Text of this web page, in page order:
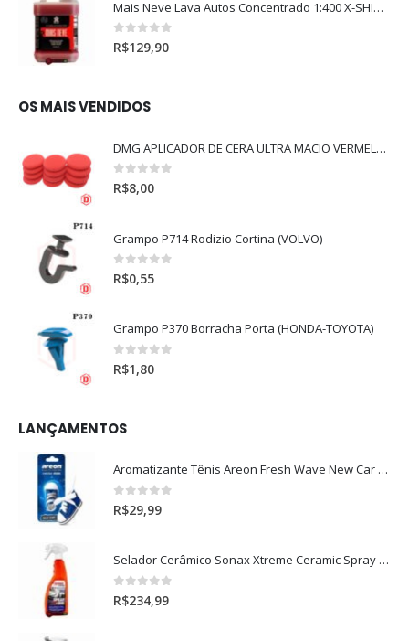
Mais Neve Lava Autos Concentrado 1:400 X-SHINE 5Litros
0out of 5
R$129,90
OS MAIS VENDIDOS
DMG APLICADOR DE CERA ULTRA MACIO VERMELHO l
0out of 5
R$8,00
Grampo P714 Rodizio Cortina (VOLVO)
0out of 5
R$0,55
Grampo P370 Borracha Porta (HONDA-TOYOTA)
0out of 5
R$1,80
LANÇAMENTOS
Aromatizante Tênis Areon Fresh Wave New Car / Carro Novo
0out of 5
R$29,99
Selador Cerâmico Sonax Xtreme Ceramic Spray + Seal (750ml)
0 out of 5
R$234,99